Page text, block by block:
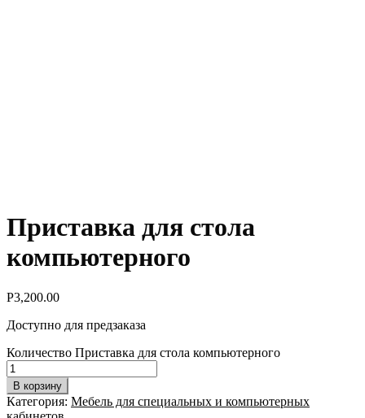
Приставка для стола
компьютерного
Р3,200.00
Доступно для предзаказа
Количество Приставка для стола компьютерного
В корзину
Категория: Мебель для специальных и компьютерных